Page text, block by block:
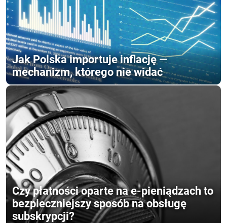
Jak Polska importuje inflację —
mechanizm, którego nie widać
Czy płatności oparte na e-pieniądzach to
bezpieczniejszy sposób na obsługę
subskrypcji?